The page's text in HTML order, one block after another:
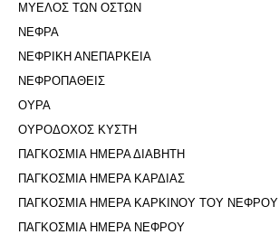
ΜΥΕΛΟΣ ΤΩΝ ΟΣΤΩΝ
ΝΕΦΡΑ
ΝΕΦΡΙΚΗ ΑΝΕΠΑΡΚΕΙΑ
ΝΕΦΡΟΠΑΘΕΙΣ
ΟΥΡΑ
ΟΥΡΟΔΟΧΟΣ ΚΥΣΤΗ
ΠΑΓΚΟΣΜΙΑ ΗΜΕΡΑ ΔΙΑΒΗΤΗ
ΠΑΓΚΟΣΜΙΑ ΗΜΕΡΑ ΚΑΡΔΙΑΣ
ΠΑΓΚΟΣΜΙΑ ΗΜΕΡΑ ΚΑΡΚΙΝΟΥ ΤΟΥ ΝΕΦΡΟΥ
ΠΑΓΚΟΣΜΙΑ ΗΜΕΡΑ ΝΕΦΡΟΥ